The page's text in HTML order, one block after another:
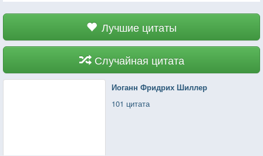
Лучшие цитаты
Случайная цитата
Иоганн Фридрих Шиллер
101 цитата